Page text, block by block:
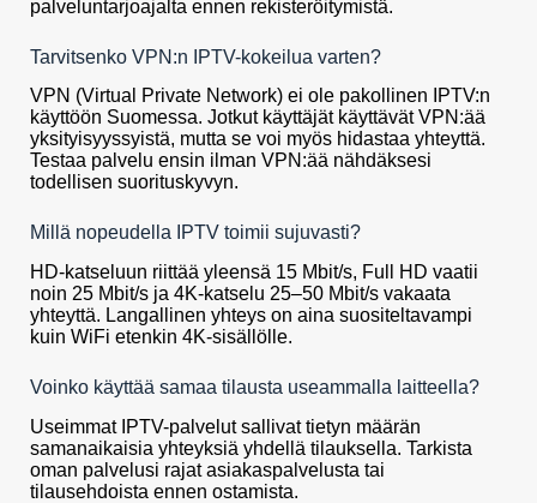
palveluntarjoajalta ennen rekisteröitymistä.
Tarvitsenko VPN:n IPTV-kokeilua varten?
VPN (Virtual Private Network) ei ole pakollinen IPTV:n
käyttöön Suomessa. Jotkut käyttäjät käyttävät VPN:ää
yksityisyyssyistä, mutta se voi myös hidastaa yhteyttä.
Testaa palvelu ensin ilman VPN:ää nähdäksesi
todellisen suorituskyvyn.
Millä nopeudella IPTV toimii sujuvasti?
HD-katseluun riittää yleensä 15 Mbit/s, Full HD vaatii
noin 25 Mbit/s ja 4K-katselu 25–50 Mbit/s vakaata
yhteyttä. Langallinen yhteys on aina suositeltavampi
kuin WiFi etenkin 4K-sisällölle.
Voinko käyttää samaa tilausta useammalla laitteella?
Useimmat IPTV-palvelut sallivat tietyn määrän
samanaikaisia yhteyksiä yhdellä tilauksella. Tarkista
oman palvelusi rajat asiakaspalvelusta tai
tilausehdoista ennen ostamista.